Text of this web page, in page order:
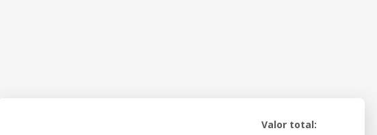
Valor total: